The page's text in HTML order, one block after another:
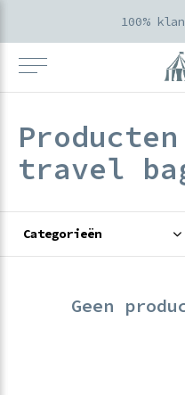
100%
travel
Categorieën
Geen